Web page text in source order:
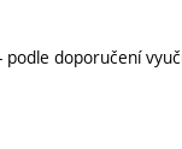
doporučení